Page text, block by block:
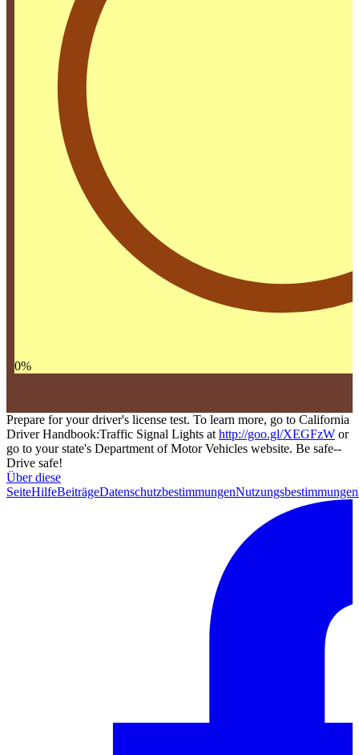
0%
Prepare for your driver's license test. To learn more, go to California
Driver Handbook:Traffic Signal Lights at http://goo.gl/XEGFzW or
go to your state's Department of Motor Vehicles website. Be safe--
Drive safe!
Über diese
SeiteHilfeBeiträgeDatenschutzbestimmungenNutzungsbestimmungen